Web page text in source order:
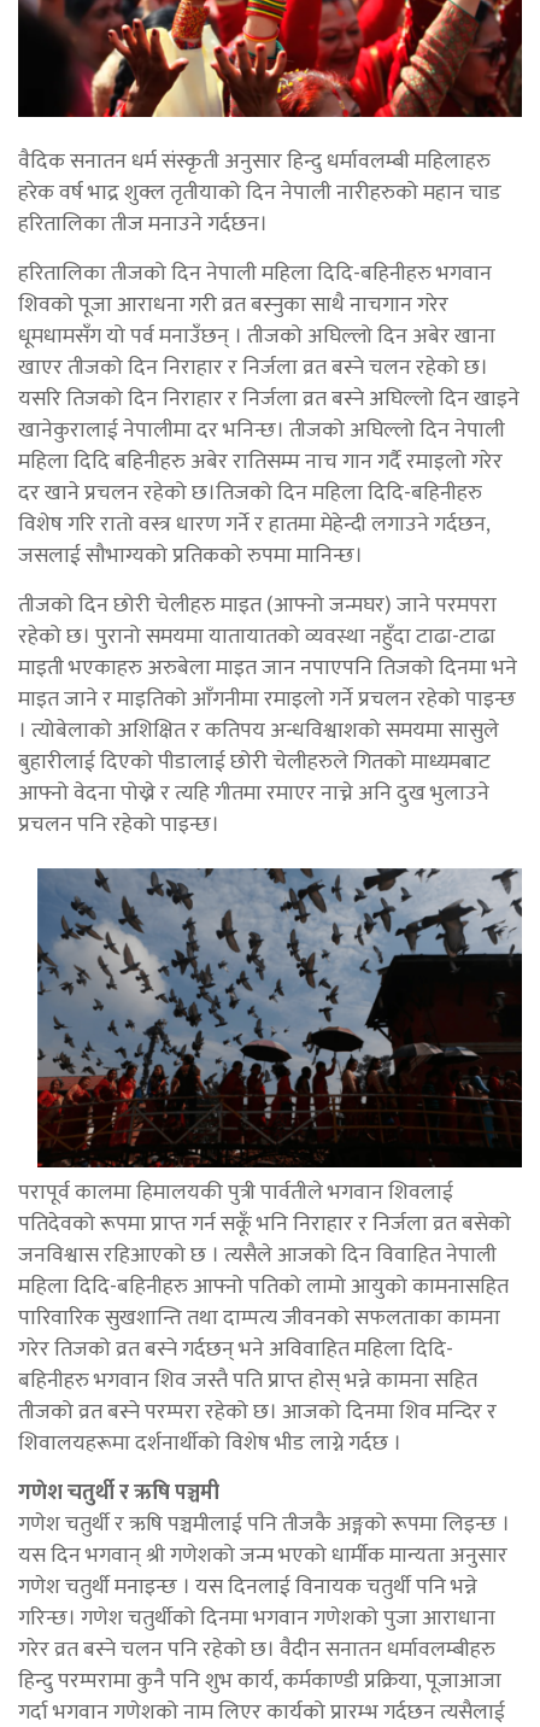
वैदिक सनातन धर्म संस्कृती अनुसार हिन्दु धर्मावलम्बी महिलाहरु
हरेक वर्ष भाद्र शुक्ल तृतीयाको दिन नेपाली नारीहरुको महान चाड
हरितालिका तीज मनाउने गर्दछन।
हरितालिका तीजको दिन नेपाली महिला दिदि-बहिनीहरु भगवान
शिवको पूजा आराधना गरी व्रत बस्नुका साथै नाचगान गरेर
धूमधामसँग यो पर्व मनाउँछन् । तीजको अघिल्लो दिन अबेर खाना
खाएर तीजको दिन निराहार र निर्जला व्रत बस्ने चलन रहेको छ।
यसरि तिजको दिन निराहार र निर्जला व्रत बस्ने अघिल्लो दिन खाइने
खानेकुरालाई नेपालीमा दर भनिन्छ। तीजको अघिल्लो दिन नेपाली
महिला दिदि बहिनीहरु अबेर रातिसम्म नाच गान गर्दै रमाइलो गरेर
दर खाने प्रचलन रहेको छ।तिजको दिन महिला दिदि-बहिनीहरु
विशेष गरि रातो वस्त्र धारण गर्ने र हातमा मेहेन्दी लगाउने गर्दछन,
जसलाई सौभाग्यको प्रतिकको रुपमा मानिन्छ।
तीजको दिन छोरी चेलीहरु माइत (आफ्नो जन्मघर) जाने परमपरा
रहेको छ। पुरानो समयमा यातायातको व्यवस्था नहुँदा टाढा-टाढा
माइती भएकाहरु अरुबेला माइत जान नपाएपनि तिजको दिनमा भने
माइत जाने र माइतिको आँगनीमा रमाइलो गर्ने प्रचलन रहेको पाइन्छ
। त्योबेलाको अशिक्षित र कतिपय अन्धविश्वाशको समयमा सासुले
बुहारीलाई दिएको पीडालाई छोरी चेलीहरुले गितको माध्यमबाट
आफ्नो वेदना पोख्ने र त्यहि गीतमा रमाएर नाच्ने अनि दुख भुलाउने
प्रचलन पनि रहेको पाइन्छ।
परापूर्व कालमा हिमालयकी पुत्री पार्वतीले भगवान शिवलाई
पतिदेवको रूपमा प्राप्त गर्न सकूँ भनि निराहार र निर्जला व्रत बसेको
जनविश्वास रहिआएको छ । त्यसैले आजको दिन विवाहित नेपाली
महिला दिदि-बहिनीहरु आफ्नो पतिको लामो आयुको कामनासहित
पारिवारिक सुखशान्ति तथा दाम्पत्य जीवनको सफलताका कामना
गरेर तिजको व्रत बस्ने गर्दछन् भने अविवाहित महिला दिदि-
बहिनीहरु भगवान शिव जस्तै पति प्राप्त होस् भन्ने कामना सहित
तीजको व्रत बस्ने परम्परा रहेको छ। आजको दिनमा शिव मन्दिर र
शिवालयहरूमा दर्शनार्थीको विशेष भीड लाग्ने गर्दछ ।
गणेश चतुर्थी र ऋषि पञ्चमी
गणेश चतुर्थी र ऋषि पञ्चमीलाई पनि तीजकै अङ्गको रूपमा लिइन्छ ।
यस दिन भगवान् श्री गणेशको जन्म भएको धार्मीक मान्यता अनुसार
गणेश चतुर्थी मनाइन्छ । यस दिनलाई विनायक चतुर्थी पनि भन्ने
गरिन्छ। गणेश चतुर्थीको दिनमा भगवान गणेशको पुजा आराधाना
गरेर व्रत बस्ने चलन पनि रहेको छ। वैदीन सनातन धर्मावलम्बीहरु
हिन्दु परम्परामा कुनै पनि शुभ कार्य, कर्मकाण्डी प्रक्रिया, पूजाआजा
गर्दा भगवान गणेशको नाम लिएर कार्यको प्रारम्भ गर्दछन त्यसैलाई